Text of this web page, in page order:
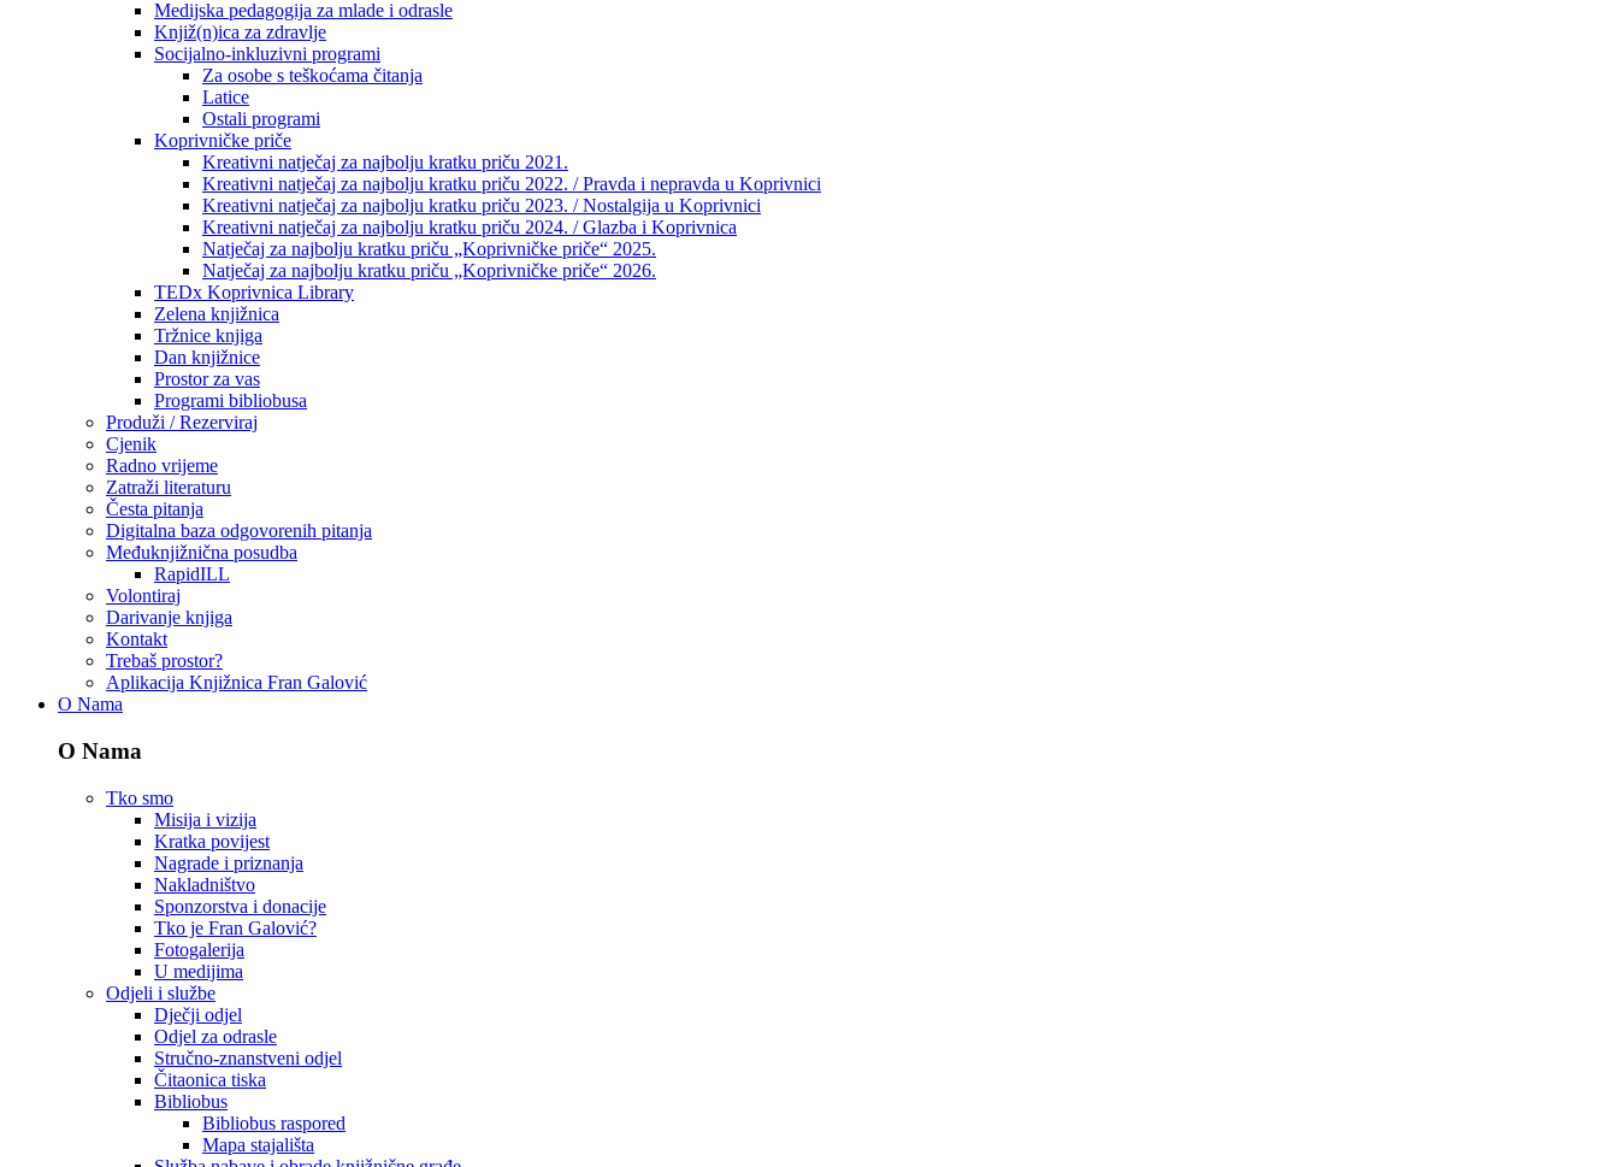
Medijska pedagogija za mlade i odrasle
Knjiž(n)ica za zdravlje
Socijalno-inkluzivni programi
Za osobe s teškoćama čitanja
Latice
Ostali programi
Koprivničke priče
Kreativni natječaj za najbolju kratku priču 2021.
Kreativni natječaj za najbolju kratku priču 2022. / Pravda i nepravda u Koprivnici
Kreativni natječaj za najbolju kratku priču 2023. / Nostalgija u Koprivnici
Kreativni natječaj za najbolju kratku priču 2024. / Glazba i Koprivnica
Natječaj za najbolju kratku priču „Koprivničke priče“ 2025.
Natječaj za najbolju kratku priču „Koprivničke priče“ 2026.
TEDx Koprivnica Library
Zelena knjižnica
Tržnice knjiga
Dan knjižnice
Prostor za vas
Programi bibliobusa
Produži / Rezerviraj
Cjenik
Radno vrijeme
Zatraži literaturu
Česta pitanja
Digitalna baza odgovorenih pitanja
Međuknjižnična posudba
RapidILL
Volontiraj
Darivanje knjiga
Kontakt
Trebaš prostor?
Aplikacija Knjižnica Fran Galović
O Nama
O Nama
Tko smo
Misija i vizija
Kratka povijest
Nagrade i priznanja
Nakladništvo
Sponzorstva i donacije
Tko je Fran Galović?
Fotogalerija
U medijima
Odjeli i službe
Dječji odjel
Odjel za odrasle
Stručno-znanstveni odjel
Čitaonica tiska
Bibliobus
Bibliobus raspored
Mapa stajališta